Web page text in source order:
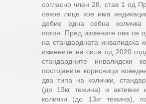
согласно член 28, став 1 од
секое лице кое има
добие една собна
погон. Пред измените ова се
на стандардната инвалидска
измените на сила од 2020
стандардните инвалидски
постојаните корисници
два типа на колички,
(до 13кг тежина) и активни
колички (до 13кг тежина),